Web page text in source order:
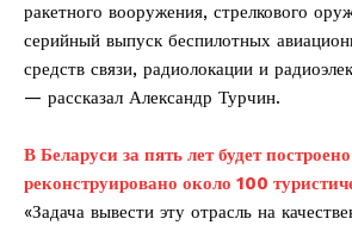
ракетного вооружения, стрелкового
серийный выпуск беспилотных
средств связи, радиолокации и
— рассказал Александр Турчин.
В Беларуси за пять лет будет
реконструировано около 100
«Задача вывести эту отрасль на